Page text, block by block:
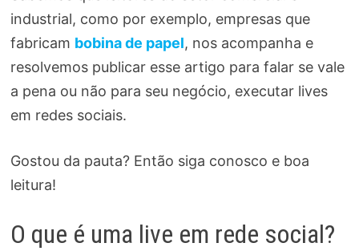
industrial, como por exemplo, empresas que
fabricam bobina de papel, nos acompanha e
resolvemos publicar esse artigo para falar se vale
a pena ou não para seu negócio, executar lives
em redes sociais.
Gostou da pauta? Então siga conosco e boa
leitura!
O que é uma live em rede social?